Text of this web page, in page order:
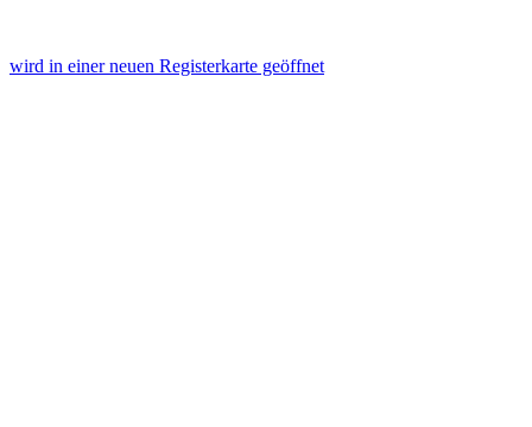
wird in einer neuen Registerkarte geöffnet